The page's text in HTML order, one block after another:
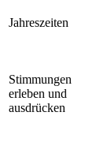
Jahreszeiten
Stimmungen
erleben und
ausdrücken